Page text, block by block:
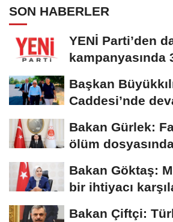
SON HABERLER
YENİ Parti’den
kampanyasında
Başkan
Caddesi’nde
Bakan Gürlek:
ölüm dosyasında
Bakan Göktaş:
bir ihtiyacı
Bakan Çiftçi: